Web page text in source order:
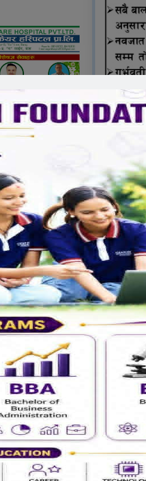
विश्वभरि छलफल
उन्मूलनका लागि
पिउने, जाड
भनिएका लक्षणहरू
क्यान्सरहरू
गर्दा मृगौलामा
वैकल्पिक रुपमा